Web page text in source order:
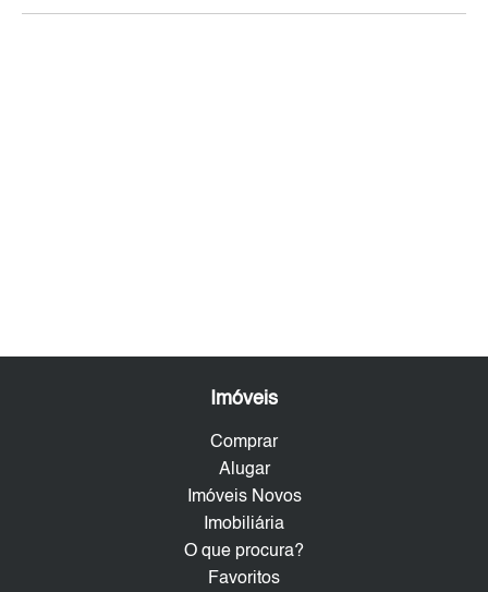
Imóveis
Comprar
Alugar
Imóveis Novos
Imobiliária
O que procura?
Favoritos